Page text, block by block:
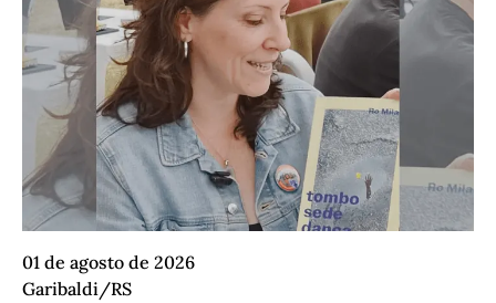
01 de agosto de 2026
Garibaldi/RS